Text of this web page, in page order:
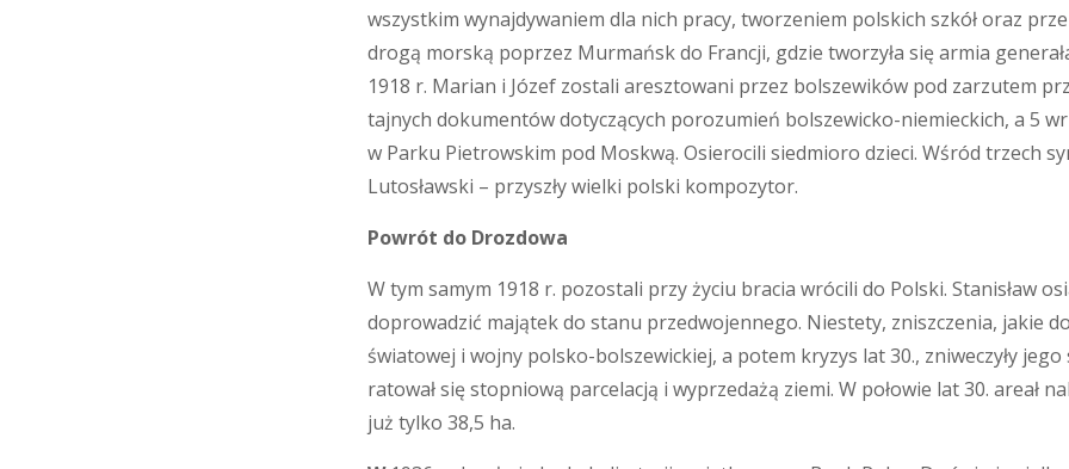
wszystkim wynajdywaniem dla nich pracy, tworzeniem polskich szkół oraz
drogą morską poprzez Murmańsk do Francji, gdzie tworzyła się armia
1918 r. Marian i Józef zostali aresztowani przez bolszewików pod zarzutem
tajnych dokumentów dotyczących porozumień bolszewicko-niemieckich, a 5
w Parku Pietrowskim pod Moskwą. Osierocili siedmioro dzieci. Wśród trzech
Lutosławski – przyszły wielki polski kompozytor.
Powrót do Drozdowa
W tym samym 1918 r. pozostali przy życiu bracia wrócili do Polski. Stanisław
doprowadzić majątek do stanu przedwojennego. Niestety, zniszczenia, jakie
światowej i wojny polsko-bolszewickiej, a potem kryzys lat 30., zniweczyły
ratował się stopniową parcelacją i wyprzedażą ziemi. W połowie lat 30. areał
już tylko 38,5 ha.